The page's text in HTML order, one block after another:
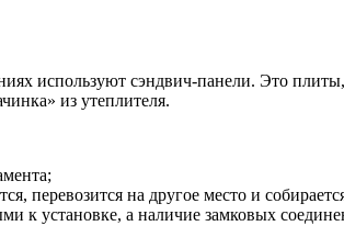
используют сэндвич-панели. Это
из утеплителя.
перевозится на другое место и
к установке, а наличие замковых